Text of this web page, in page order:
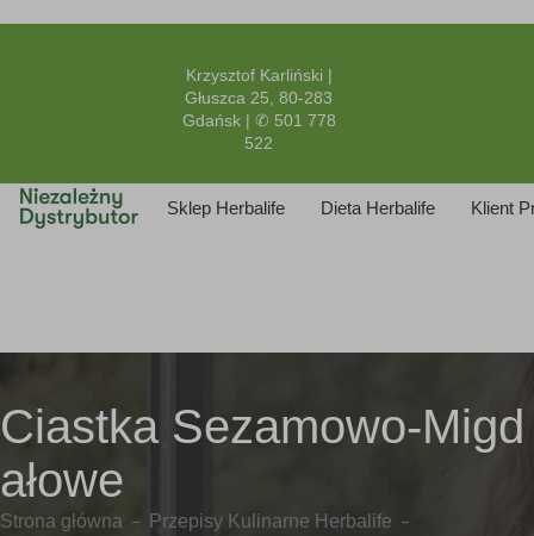
Krzysztof Karliński |
Głuszca 25, 80-283
Gdańsk | ✆ 501 778
522
Sklep Herbalife Dieta Herbalife Klient
Ciastka Sezamowo-Migd
ałowe
Strona główna
Przepisy Kulinarne Herbalife